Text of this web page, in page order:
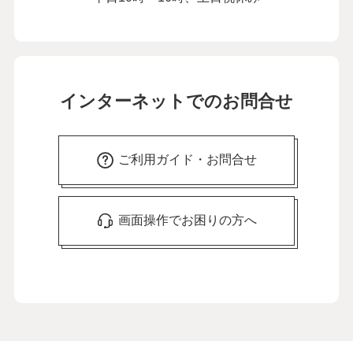
インターネットでのお問合せ
ご利用ガイド・お問合せ
画面操作でお困りの方へ